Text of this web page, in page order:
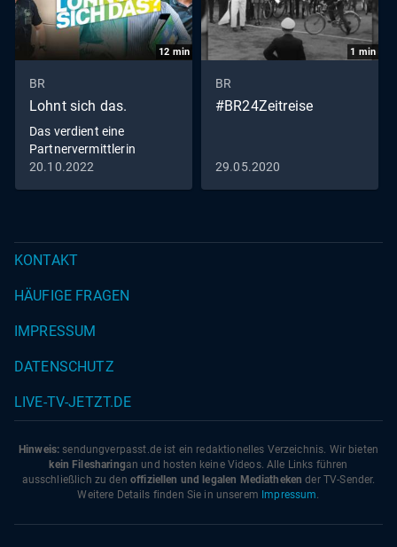
12 min
BR
Lohnt sich das.
Das verdient eine
Partnervermittlerin
20.10.2022
1 min
BR
#BR24Zeitreise
29.05.2020
KONTAKT
HÄUFIGE FRAGEN
IMPRESSUM
DATENSCHUTZ
LIVE-TV-JETZT.DE
Hinweis: sendungverpasst.de ist ein redaktionelles Verzeichnis. Wir bieten
kein Filesharingan und hosten keine Videos. Alle Links führen
ausschließlich zu den offiziellen und legalen Mediatheken der TV-Sender.
Weitere Details finden Sie in unserem Impressum.